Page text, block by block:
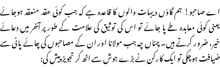
اے صاحبو! ہم گاؤں دیہات والوں کا قاعدہ ہے کہ جب کوئی عقد منعقد ہوجائے
یعنی کوئی معاہدہ طے پا جائے تو اس کی توثیق کی علامت کے طور پر آخر میں دعائے
خیر، ضرور کرتے ہیں۔ چناں چہ جب مولانا اور ان کے مصاحبوں کی چائے پانی سے
ضیافت ہوچکی تو ایک کارکن نے بڑے جوش سے اٹھ کر تجویز پیش کی: